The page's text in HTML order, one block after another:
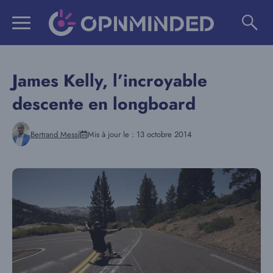
James Kelly, l’incroyable
descente en longboard
Bertrand Messi Mis à jour le : 13 octobre 2014